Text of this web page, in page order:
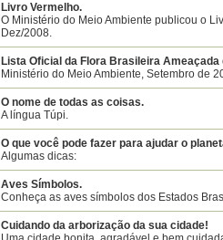
Livro Vermelho.
O Ministério do Meio Ambiente publicou o
Dez/2008.
Lista Oficial da Flora Brasileira Ameaçada
Ministério do Meio Ambiente, Setembro de
O nome de todas as coisas.
A língua Túpi.
O que você pode fazer para ajudar o
Algumas dicas:
Aves Símbolos.
Conheça as aves símbolos dos Estados
Cuidando da arborização da sua cidade!